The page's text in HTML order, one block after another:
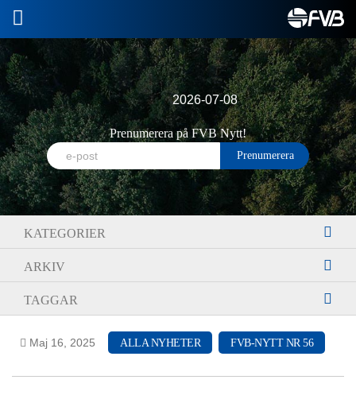
2026-07-08
Prenumerera på FVB Nytt!
KATEGORIER
ARKIV
TAGGAR
Maj 16, 2025 ALLA NYHETER FVB-NYTT NR 56